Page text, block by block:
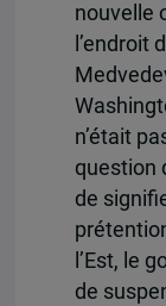
nouvelle
l’endroit
n’était
question
de
l’Est, le
de